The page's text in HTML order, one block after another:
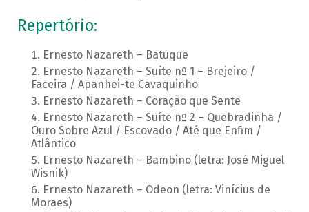
Repertório:
Ernesto Nazareth – Batuque
Ernesto Nazareth – Suíte nº 1 – Brejeiro /
Faceira / Apanhei-te Cavaquinho
Ernesto Nazareth – Coração que Sente
Ernesto Nazareth – Suíte nº 2 – Quebradinha /
Ouro Sobre Azul / Escovado / Até que Enfim /
Atlântico
Ernesto Nazareth – Bambino (letra: José Miguel
Wisnik)
Ernesto Nazareth – Odeon (letra: Vinícius de
Moraes)